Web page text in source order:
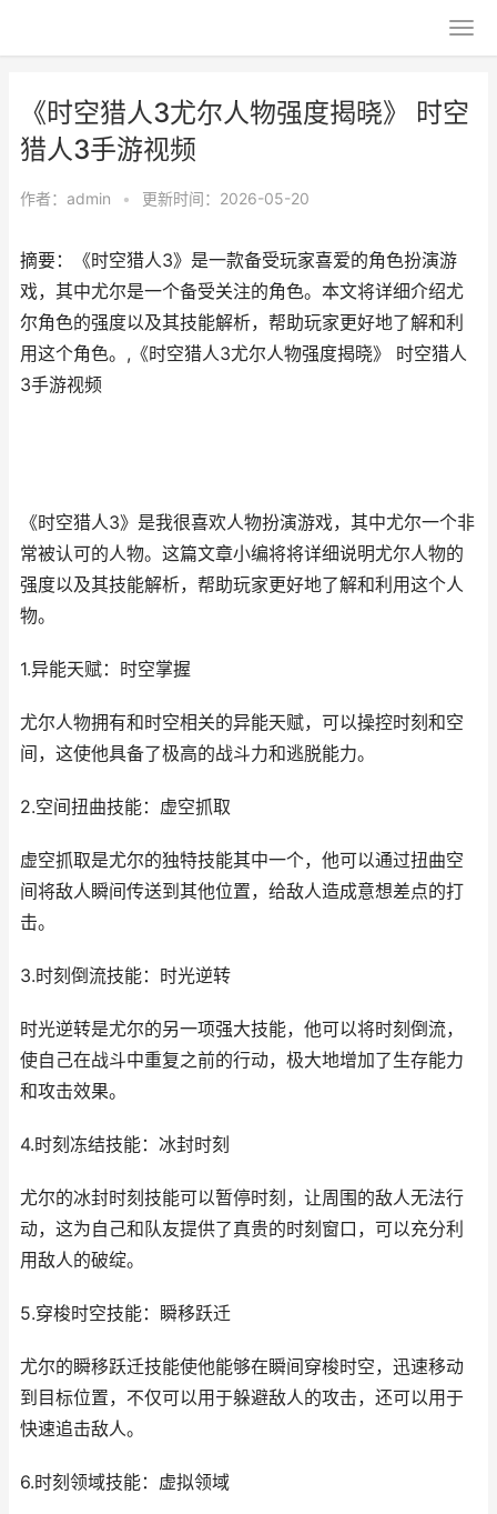
《时空猎人3尤尔人物强度揭晓》 时空
猎人3手游视频
作者： admin • 更新时间：2026-05-20
摘要：《时空猎人3》是一款备受玩家喜爱的角色扮演游
戏，其中尤尔是一个备受关注的角色。本文将详细介绍尤
尔角色的强度以及其技能解析，帮助玩家更好地了解和利
用这个角色。,《时空猎人3尤尔人物强度揭晓》 时空猎人
3手游视频
《时空猎人3》是我很喜欢人物扮演游戏，其中尤尔一个非
常被认可的人物。这篇文章小编将将详细说明尤尔人物的
强度以及其技能解析，帮助玩家更好地了解和利用这个人
物。
1.异能天赋：时空掌握
尤尔人物拥有和时空相关的异能天赋，可以操控时刻和空
间，这使他具备了极高的战斗力和逃脱能力。
2.空间扭曲技能：虚空抓取
虚空抓取是尤尔的独特技能其中一个，他可以通过扭曲空
间将敌人瞬间传送到其他位置，给敌人造成意想差点的打
击。
3.时刻倒流技能：时光逆转
时光逆转是尤尔的另一项强大技能，他可以将时刻倒流，
使自己在战斗中重复之前的行动，极大地增加了生存能力
和攻击效果。
4.时刻冻结技能：冰封时刻
尤尔的冰封时刻技能可以暂停时刻，让周围的敌人无法行
动，这为自己和队友提供了真贵的时刻窗口，可以充分利
用敌人的破绽。
5.穿梭时空技能：瞬移跃迁
尤尔的瞬移跃迁技能使他能够在瞬间穿梭时空，迅速移动
到目标位置，不仅可以用于躲避敌人的攻击，还可以用于
快速追击敌人。
6.时刻领域技能：虚拟领域